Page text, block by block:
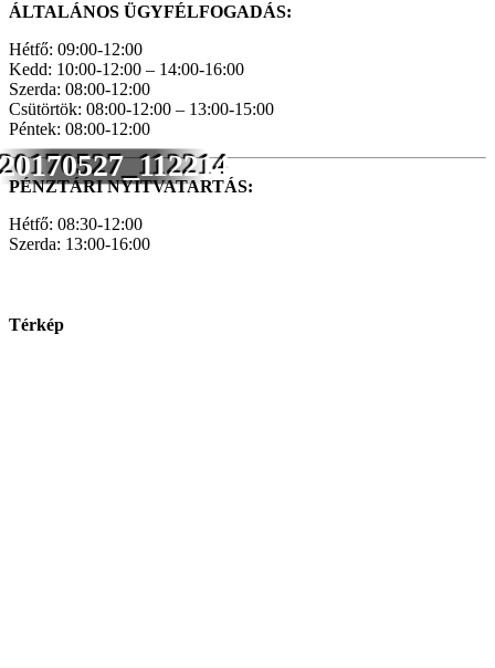
20170527_112214
ÁLTALÁNOS ÜGYFÉLFOGADÁS:
Hétfő: 09:00-12:00
Kedd: 10:00-12:00 – 14:00-16:00
Szerda: 08:00-12:00
Csütörtök: 08:00-12:00 – 13:00-15:00
Péntek: 08:00-12:00
PÉNZTÁRI NYITVATARTÁS:
Hétfő: 08:30-12:00
Szerda: 13:00-16:00
Térkép